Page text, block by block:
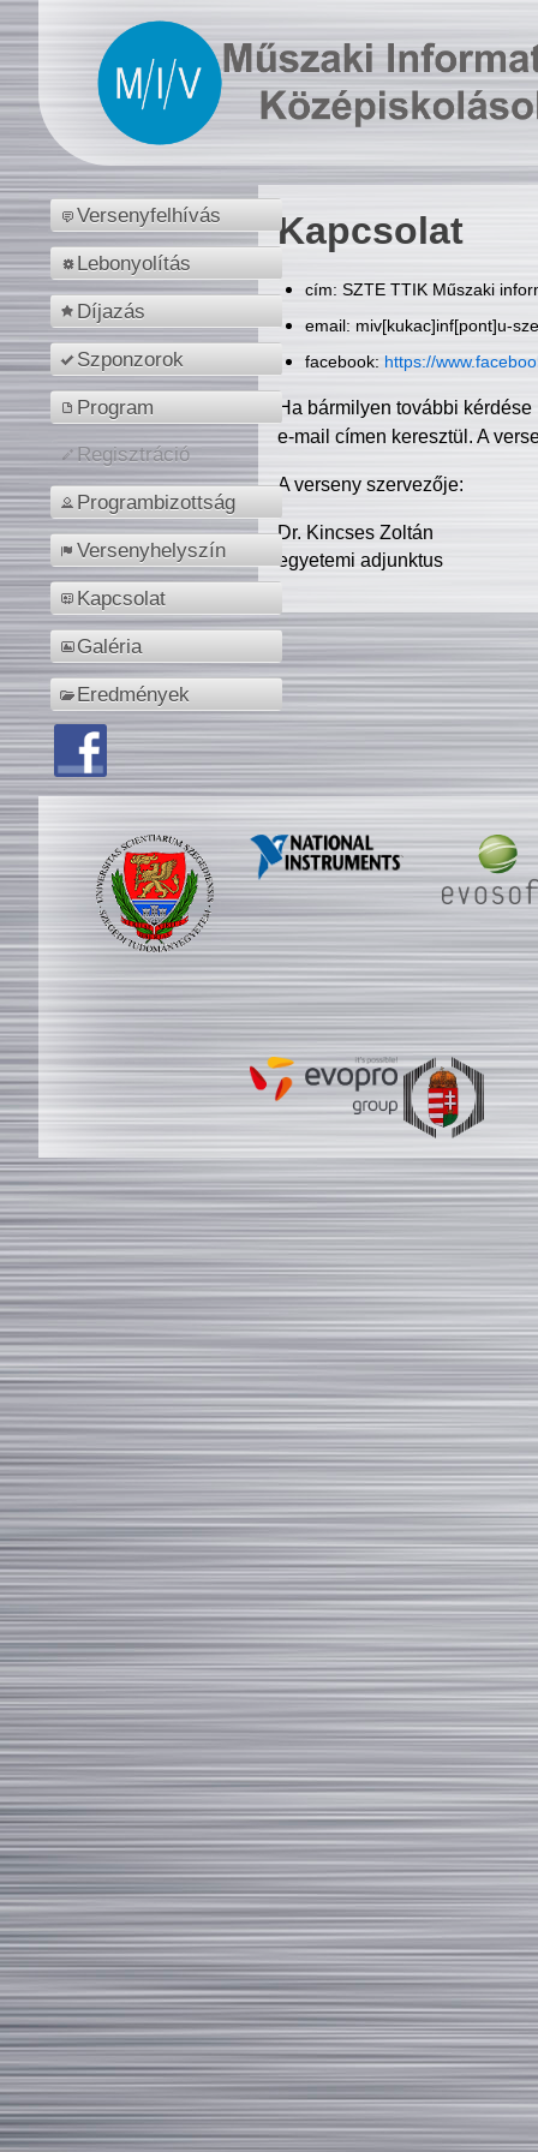
Versenyfelhívás
Lebonyolítás
Díjazás
Szponzorok
Program
Regisztráció
Programbizottság
Versenyhelyszín
Kapcsolat
Galéria
Eredmények
Kapcsolat
cím: SZTE TTIK Műszaki
email: miv[kukac]inf[pont]u-
facebook: https://
Ha bármilyen további
e-mail címen keresztül. A
A verseny szervezője:
Dr. Kincses Zoltán
egyetemi adjunktus